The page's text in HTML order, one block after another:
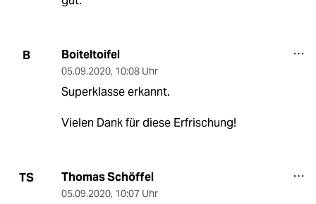
B Boiteltoifel
05.09.2020, 10:08 Uhr
Superklasse erkannt.
Vielen Dank für diese Erfrischung!
TS Thomas Schöffel
05.09.2020, 10:07 Uhr